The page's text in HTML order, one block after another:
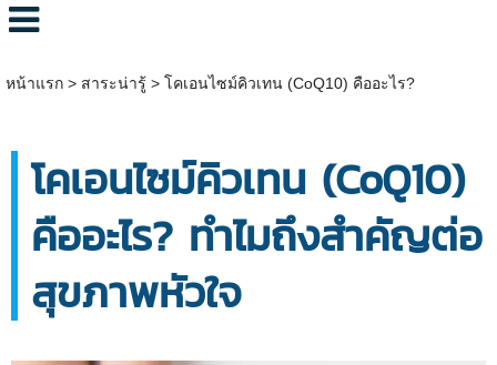
หน้าแรก> สาระน่ารู้ > โคเอนไซม์คิวเทน (CoQ10) คืออะไร?
โคเอนไซม์คิวเทน (CoQ10)
คืออะไร? ทำไมถึงสำคัญต่อ
สุขภาพหัวใจ